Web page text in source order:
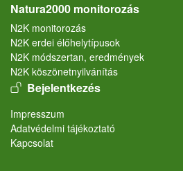
Natura2000 monitorozás
N2K monitorozás
N2K erdei élőhelytípusok
N2K módszertan, eredmények
N2K köszönetnyilvánítás
User account menu
Bejelentkezés
Lábléc
Impresszum
Adatvédelmi tájékoztató
Kapcsolat